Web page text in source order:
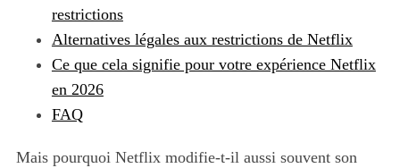
restrictions
Alternatives légales aux restrictions de Netflix
Ce que cela signifie pour votre expérience Netflix
en 2026
FAQ
Mais pourquoi Netflix modifie-t-il aussi souvent son